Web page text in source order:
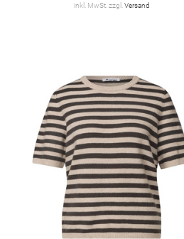
inkl. MwSt. zzgl. Versand